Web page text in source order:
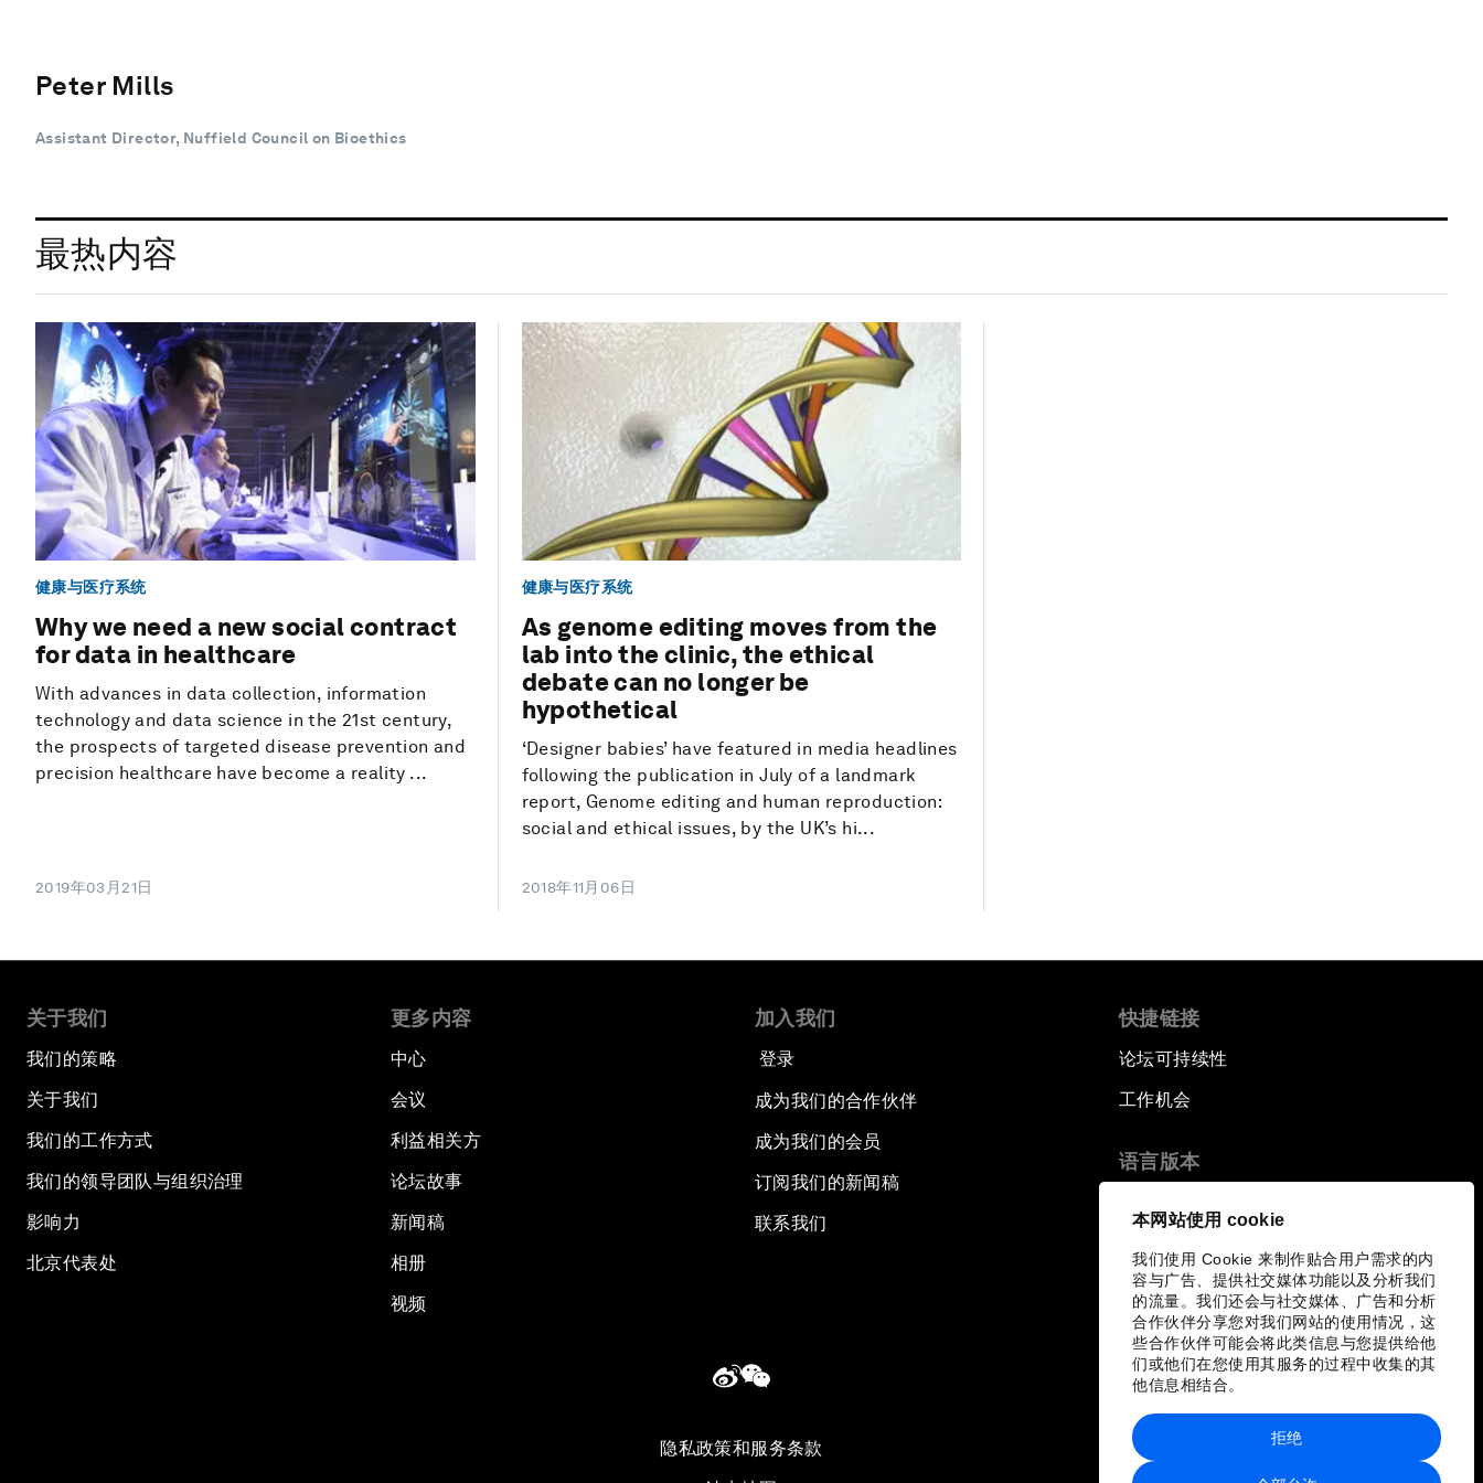
本网站使用 cookie
我们使用 Cookie 来制作贴合用户需求的内
容与广告、提供社交媒体功能以及分析我们
的流量。我们还会与社交媒体、广告和分析
合作伙伴分享您对我们网站的使用情况，这
些合作伙伴可能会将此类信息与您提供给他
们或他们在您使用其服务的过程中收集的其
他信息相结合。
拒绝
Peter Mills
Assistant Director, Nuffield Council on Bioethics
最热内容
健康与医疗系统
Why we need a new social contract
for data in healthcare
With advances in data collection, information
technology and data science in the 21st century,
the prospects of targeted disease prevention and
precision healthcare have become a reality ...
2019年03月21日
健康与医疗系统
As genome editing moves from the
lab into the clinic, the ethical
debate can no longer be
hypothetical
‘Designer babies’ have featured in media headlines
following the publication in July of a landmark
report, Genome editing and human reproduction:
social and ethical issues, by the UK’s hi...
2018年11月06日
关于我们
我们的策略
关于我们
我们的工作方式
我们的领导团队与组织治理
影响力
北京代表处
更多内容
中心
会议
利益相关方
论坛故事
新闻稿
相册
视频
加入我们
登录
成为我们的合作伙伴
成为我们的会员
订阅我们的新闻稿
联系我们
快捷链接
论坛可持续性
工作机会
语言版本
隐私政策和服务条款